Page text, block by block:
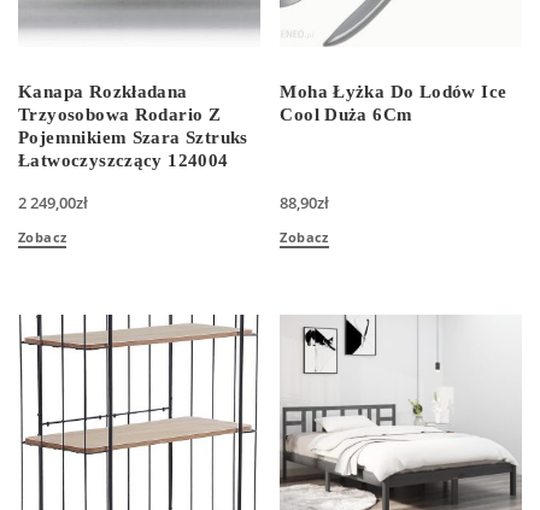
Kanapa Rozkładana
Trzyosobowa Rodario Z
Pojemnikiem Szara Sztruks
Łatwoczyszczący 124004
2 249,00zł
Zobacz
Moha Łyżka Do Lodów Ice
Cool Duża 6Cm
88,90zł
Zobacz